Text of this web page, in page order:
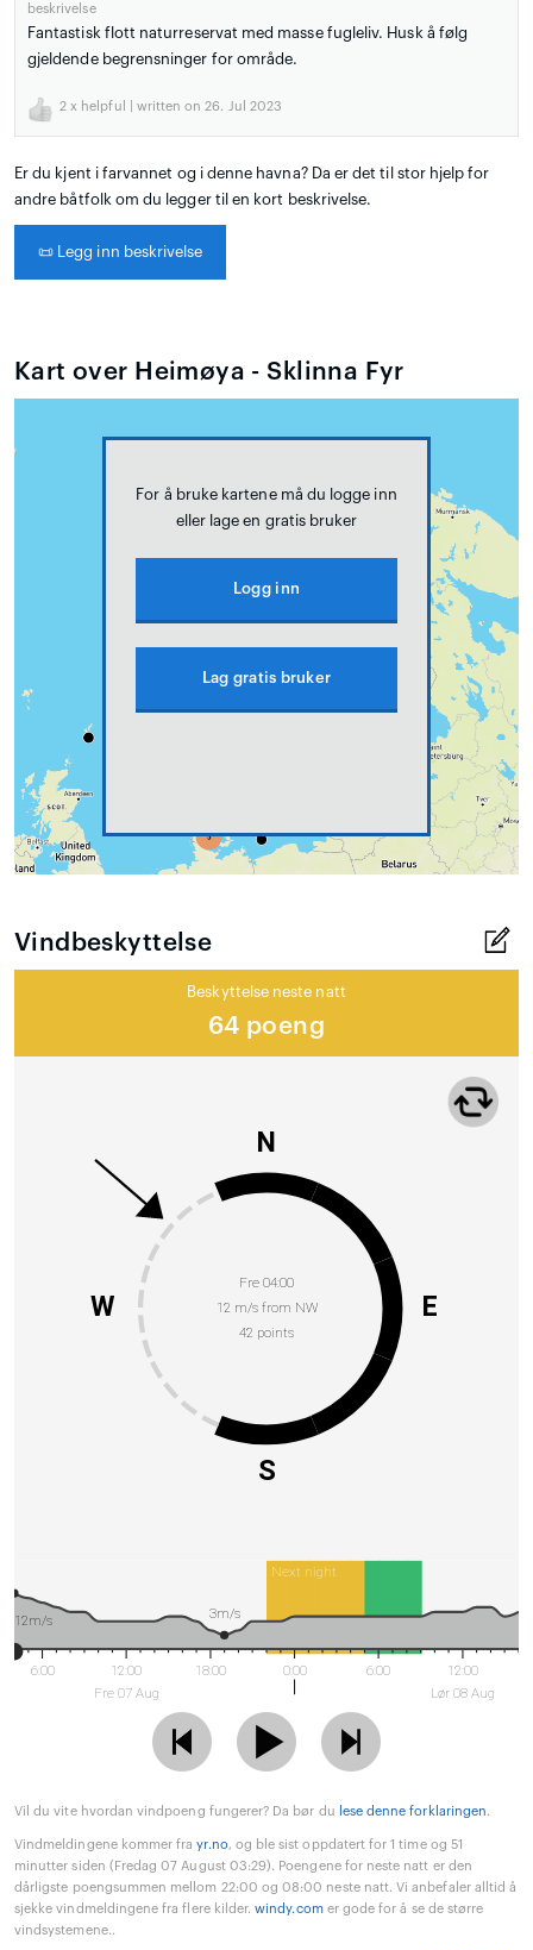
beskrivelse
Fantastisk flott naturreservat med masse fugleliv. Husk å følg
gjeldende begrensninger for område.
2 x helpful | written on 26. Jul 2023
Er du kjent i farvannet og i denne havna? Da er det til stor hjelp for
andre båtfolk om du legger til en kort beskrivelse.
📜 Legg inn beskrivelse
Kart over Heimøya - Sklinna Fyr
For å bruke kartene må du logge inn
eller lage en gratis bruker
Logg inn
Lag gratis bruker
Vindbeskyttelse
Beskyttelse neste natt
64 poeng
Fre 04:00
12 m/s from NW
42 points
N
E
S
W
Next night
6:00
12:00
Fre 07 Aug
18:00 0:00 6:00
12:00
Lør 08 Aug
12m/s 3m/s
Vil du vite hvordan vindpoeng fungerer? Da bør du lese denne forklaringen.
Vindmeldingene kommer frayr.no, og ble sist oppdatert for 1 time og 51
minutter siden (Fredag 07 August 03:29). Poengene for neste natt er den
dårligste poengsummen mellom 22:00 og 08:00 neste natt. Vi anbefaler alltid å
sjekke vindmeldingene fra flere kilder.windy.comer gode for å se de større
vindsystemene..